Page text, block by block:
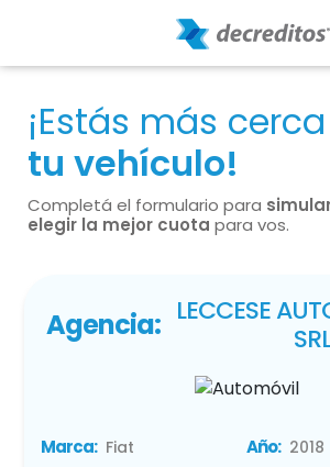
¡Estás más
tu vehículo!
Completá el formulario para
elegir la mejor cuota para vos.
Agencia: LECCESE
SRL
Marca: Fiat Año: 2018